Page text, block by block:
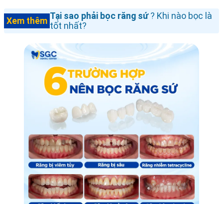
Xem thêm Tại sao phải bọc răng sứ ? Khi nào bọc là
tốt nhất?